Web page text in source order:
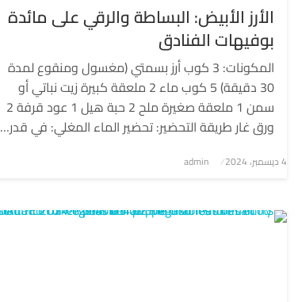
الأرز الأبيض: البساطة والرقي على مائدة
بوفيهات الفنادق
المكونات: 3 كوب أرز بسمتي (مغسول ومنقوع لمدة
30 دقيقة) 5 كوب ماء 2 ملعقة كبيرة زيت نباتي أو
سمن 1 ملعقة صغيرة ملح 2 حبة هيل 1 عود قرفة 2
ورق غار طريقة التحضير: تحضير الماء المغلي: في قدر…
نُشر
4 ديسمبر، 2024 admin